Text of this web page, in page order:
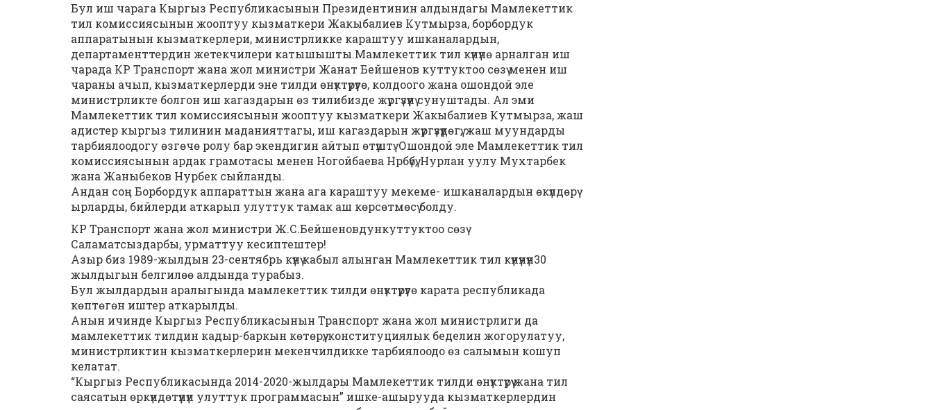
Бул иш чарага Кыргыз Республикасынын Президентинин алдындагы Мамлекеттик
тил комиссиясынын жооптуу кызматкери Жакыбалиев Кутмырза, борбордук
аппаратынын кызматкерлери, министрликке караштуу ишканалардын,
департаменттердин жетекчилери катышышты.Мамлекеттик тил күнүнѳ арналган иш
чарада КР Транспорт жана жол министри Жанат Бейшенов куттуктоо сѳзү менен иш
чараны ачып, кызматкерлерди эне тилди ѳнүктүрүүгѳ, колдоого жана ошондой эле
министрликте болгон иш кагаздарын ѳз тилибизде жүргүзүүнү сунуштады. Ал эми
Мамлекеттик тил комиссиясынын жооптуу кызматкери Жакыбалиев Кутмырза, жаш
адистер кыргыз тилинин маданияттагы, иш кагаздарын жүргүзүүдѳгү, жаш муундарды
тарбиялоодогу ѳзгѳчѳ ролу бар экендигин айтып ѳтүштү. Ошондой эле Мамлекеттик тил
комиссиясынын ардак грамотасы менен Ногойбаева Нрбүбү, Нурлан уулу Мухтарбек
жана Жаныбеков Нурбек сыйланды.
Андан соң Борбордук аппараттын жана ага караштуу мекеме- ишканалардын ѳкүлдѳрү
ырларды, бийлерди аткарып улуттук тамак аш кѳрсѳтмѳсү болду.
КР Транспорт жана жол министри Ж.С.Бейшеновдункуттуктоо сөзү
Саламатсыздарбы, урматтуу кесиптештер!
Азыр биз 1989-жылдын 23-сентябрь күнү кабыл алынган Мамлекеттик тил күнүнүн30
жылдыгын белгилөө алдында турабыз.
Бул жылдардын аралыгында мамлекеттик тилди өнүктүрүүгө карата республикада
көптөгөн иштер аткарылды.
Анын ичинде Кыргыз Республикасынын Транспорт жана жол министрлиги да
мамлекеттик тилдин кадыр-баркын көтөрүү, конституциялык беделин жогорулатуу,
министрликтин кызматкерлерин мекенчилдикке тарбиялоодо өз салымын кошуп
келатат.
“Кыргыз Республикасында 2014-2020-жылдары Мамлекеттик тилди өнүктүрүү жана тил
саясатын өркүндөтүүнүн улуттук программасын” ишке-ашырууда кызматкерлердин